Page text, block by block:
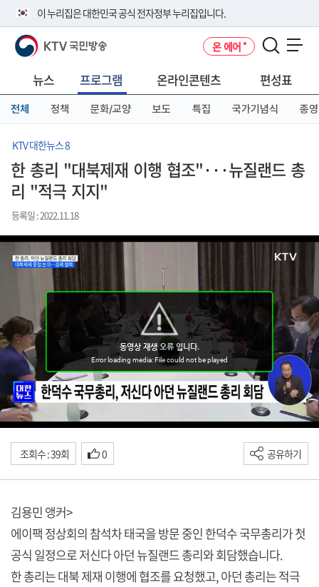
이 누리집은 대한민국 공식 전자정부 누리집입니다.
공식 누리집 주소 확인하기
니다.
이밖에 or.kr 또는 .kr등 다른 도메인 주소를 사용하고 있다면 아래 URL에
서 도메인 주소를 확인해 보세요
KTV 국민방송 온 에어
뉴스 프로그램 온라인콘텐츠 편성표
전체 정책 문화/교양 보도 특집 국가기념식 종영
KTV 대한뉴스 8
한 총리 "대북제재 이행 협조"···뉴질랜드 총
리 "적극 지지"
등록일 : 2022.11.18
조회수 : 39회 0 공유하기
김용민 앵커>
에이팩 정상회의 참석차 태국을 방문 중인 한덕수 국무총리가 첫
공식 일정으로 저신다 아던 뉴질랜드 총리와 회담했습니다.
한 총리는 대북 제재 이행에 협조를 요청했고, 아던 총리는 적극